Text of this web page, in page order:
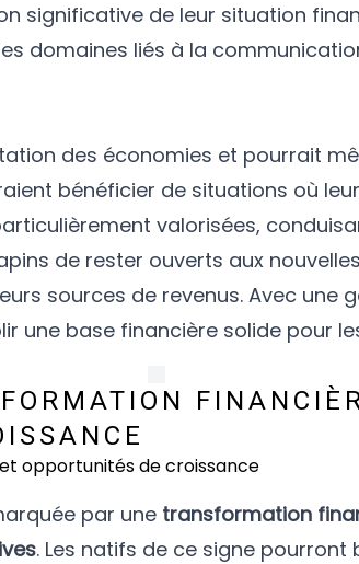
significative de leur situation
domaines liés à la
des économies et pourrait
bénéficier de situations où
valorisées,
de rester ouverts aux
sources de revenus. Avec une
une base financière solide pour
par une transformation
. Les natifs de ce signe pourront